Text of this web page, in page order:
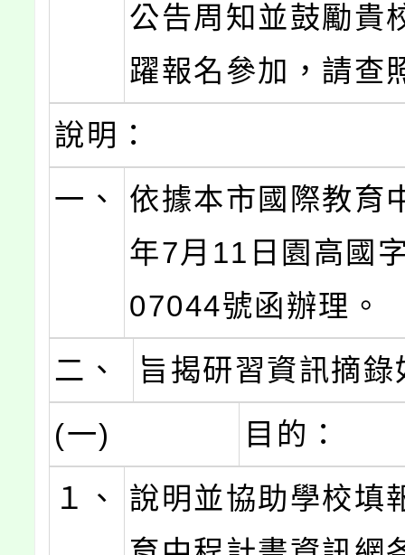
公告周知並鼓勵貴
躍報名參加，請查
說明：
一、
依據本市國際教育
年7月11日園高國
07044號函辦理。
二、
旨揭研習資訊摘錄
(一)
目的：
１、
說明並協助學校填